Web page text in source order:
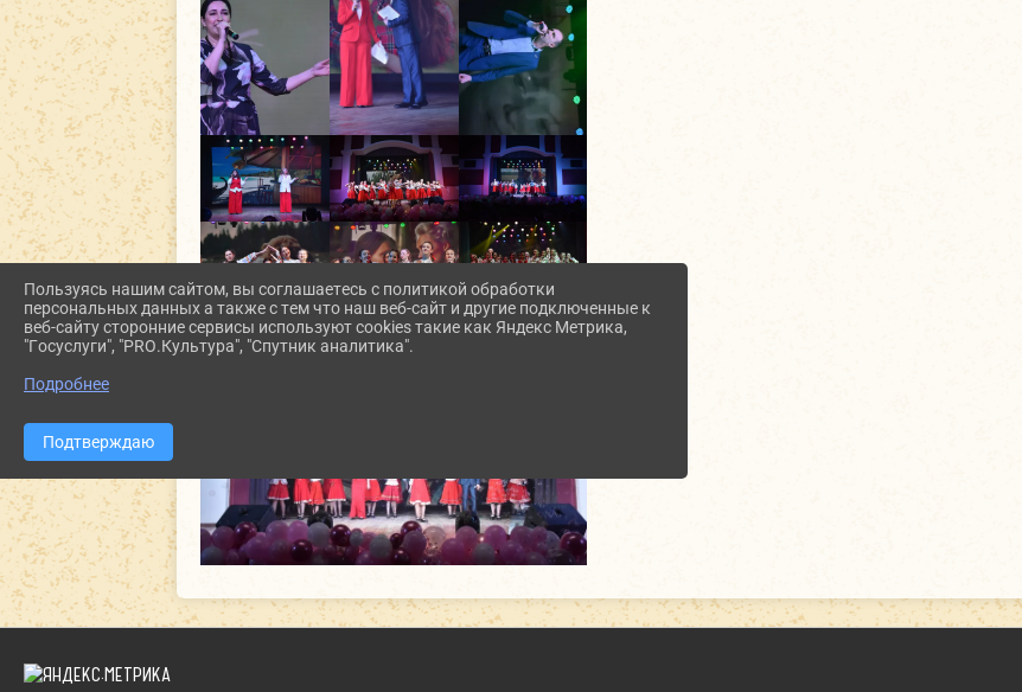
Пользуясь нашим сайтом, вы соглашаетесь с политикой обработки
персональных данных а также с тем что наш веб-сайт и другие подключенные к
веб-сайту сторонние сервисы используют cookies такие как Яндекс Метрика,
"Госуслуги", "PRO.Культура", "Спутник аналитика".
Подробнее
Подтверждаю